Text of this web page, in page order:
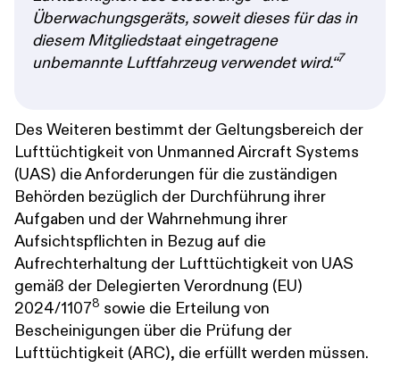
Überwachungsgeräts, soweit dieses für das in
diesem Mitgliedstaat eingetragene
unbemannte Luftfahrzeug verwendet wird.“7
Des Weiteren bestimmt der Geltungsbereich der
Lufttüchtigkeit von Unmanned Aircraft Systems
(UAS) die Anforderungen für die zuständigen
Behörden bezüglich der Durchführung ihrer
Aufgaben und der Wahrnehmung ihrer
Aufsichtspflichten in Bezug auf die
Aufrechterhaltung der Lufttüchtigkeit von UAS
gemäß der Delegierten Verordnung (EU)
2024/11078 sowie die Erteilung von
Bescheinigungen über die Prüfung der
Lufttüchtigkeit (ARC), die erfüllt werden müssen.